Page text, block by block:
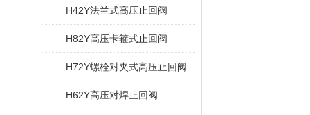
H42Y法兰式高压止回阀
H82Y高压卡箍式止回阀
H72Y螺栓对夹式高压止回阀
H62Y高压对焊止回阀